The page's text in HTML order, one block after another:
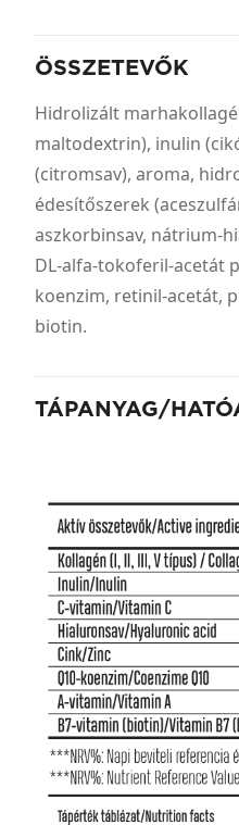
ÖSSZETEVŐK
Hidrolizált
maltodextrin), inulin
(citromsav), aroma,
édesítőszerek
aszkorbinsav, nátrium-
DL-alfa-tokoferil-acetát
koenzim, retinil-acetát,
biotin.
TÁPANYAG/